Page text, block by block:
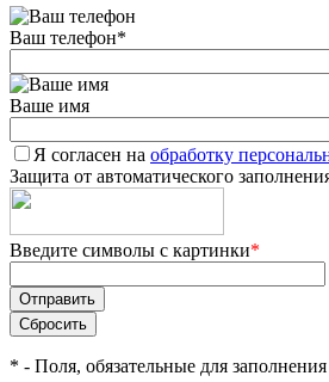
Ваш телефон*
Ваше имя
Я согласен на обработку
Защита от автоматического
Введите символы с картинки*
* - Поля, обязательные для заполнения